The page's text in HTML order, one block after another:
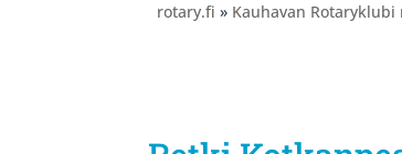
rotary.fi » Kauhavan Rotaryklubi